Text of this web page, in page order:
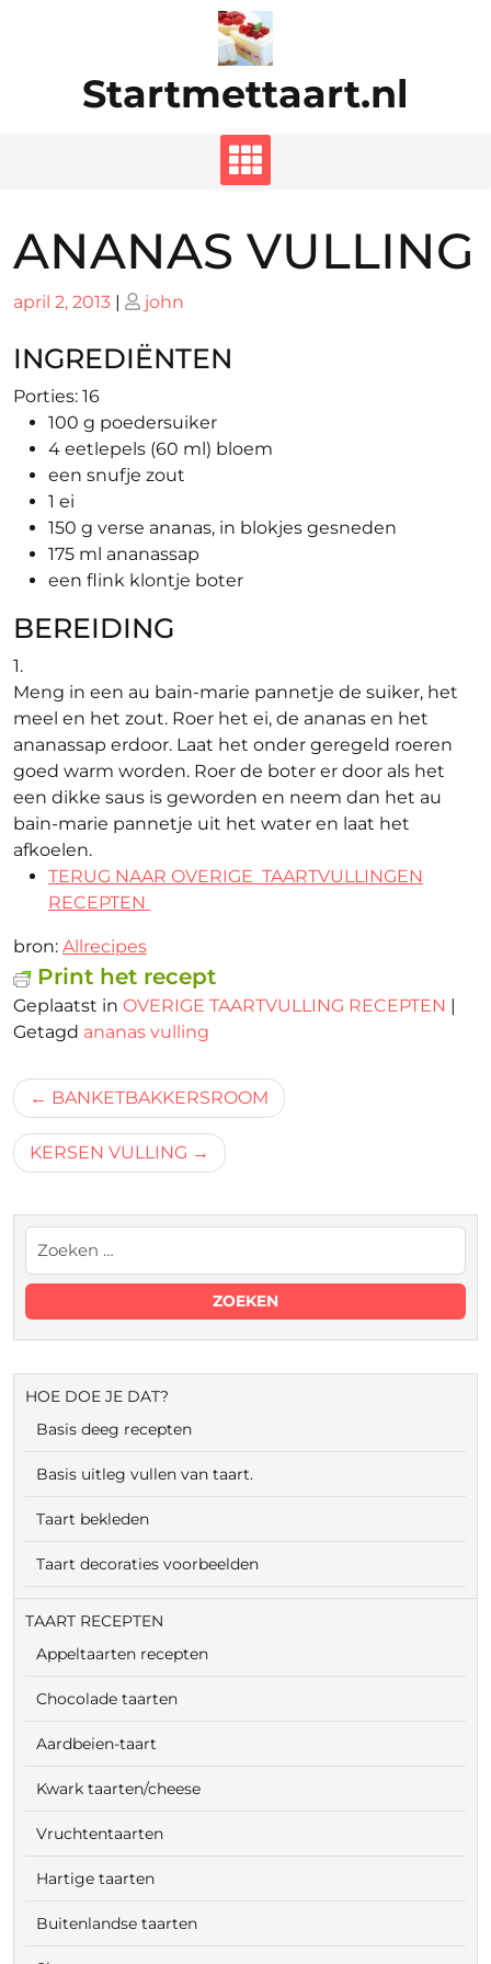
Startmettaart.nl
ANANAS VULLING
Geplaatst
april 2, 2013 | Geplaatst
john
INGREDIËNTEN
Porties: 16
100 g poedersuiker
4 eetlepels (60 ml) bloem
een snufje zout
1 ei
150 g verse ananas, in blokjes gesneden
175 ml ananassap
een flink klontje boter
BEREIDING
1.
Meng in een au bain-marie pannetje de suiker, het
meel en het zout. Roer het ei, de ananas en het
ananassap erdoor. Laat het onder geregeld roeren
goed warm worden. Roer de boter er door als het
een dikke saus is geworden en neem dan het au
bain-marie pannetje uit het water en laat het
afkoelen.
TERUG NAAR OVERIGE TAARTVULLINGEN
RECEPTEN
bron: Allrecipes
Print het recept
Geplaatst in OVERIGE TAARTVULLING RECEPTEN |
Getagd ananas vulling
Bericht
navigatie
BANKETBAKKERSROOM
KERSEN VULLING
HOE DOE JE DAT?
Basis deeg recepten
Basis uitleg vullen van taart.
Taart bekleden
Taart decoraties voorbeelden
TAART RECEPTEN
Appeltaarten recepten
Chocolade taarten
Aardbeien-taart
Kwark taarten/cheese
Vruchtentaarten
Hartige taarten
Buitenlandse taarten